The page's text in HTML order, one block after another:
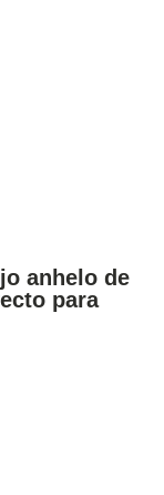
anhelo de
para